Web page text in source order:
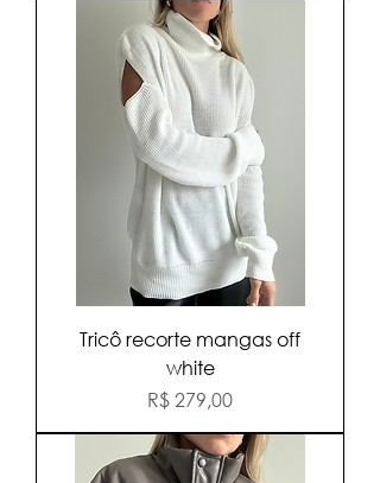
Tricô recorte mangas off
white
Preço
R$ 279,00